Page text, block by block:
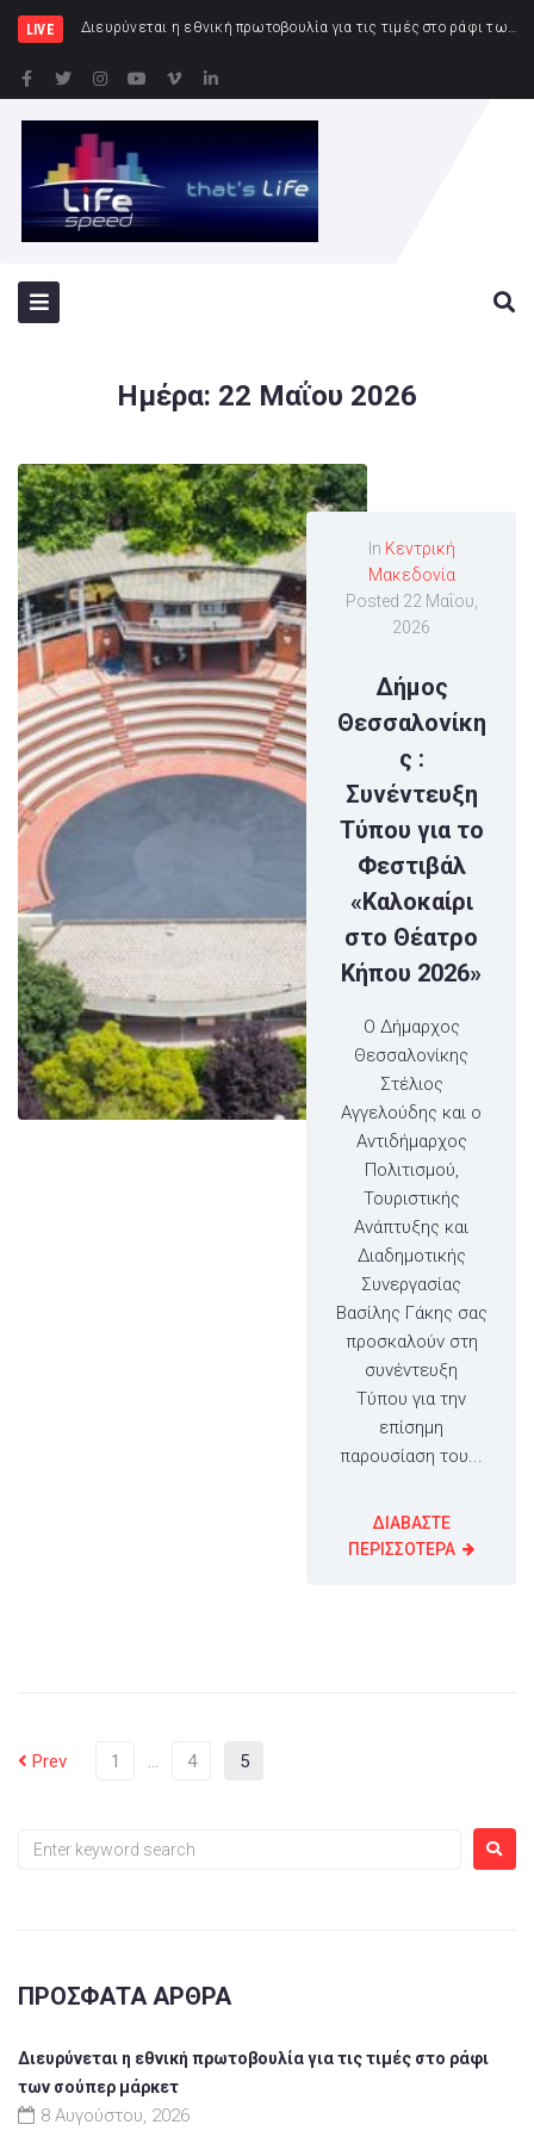
LIVE Συν
Ημέρα: 22 Μαΐου 2026
In Κεντρική
Μακεδονία
Posted 22 Μαΐου,
2026
Δήμος
Θεσσαλονίκη
ς :
Συνέντευξη
Τύπου για το
Φεστιβάλ
«Καλοκαίρι
στο Θέατρο
Κήπου 2026»
Ο Δήμαρχος
Θεσσαλονίκης
Στέλιος
Αγγελούδης και ο
Αντιδήμαρχος
Πολιτισμού,
Τουριστικής
Ανάπτυξης και
Διαδημοτικής
Συνεργασίας
Βασίλης Γάκης σας
προσκαλούν στη
συνέντευξη
Τύπου για την
επίσημη
παρουσίαση του...
ΔΙΑΒΑΣΤΕ
ΠΕΡΙΣΣΟΤΕΡΑ
Prev 1 … 4 5
ΠΡΌΣΦΑΤΑ ΆΡΘΡΑ
Διευρύνεται η εθνική πρωτοβουλία για τις τιμές στο ράφι
των σούπερ μάρκετ
8 Αυγούστου, 2026